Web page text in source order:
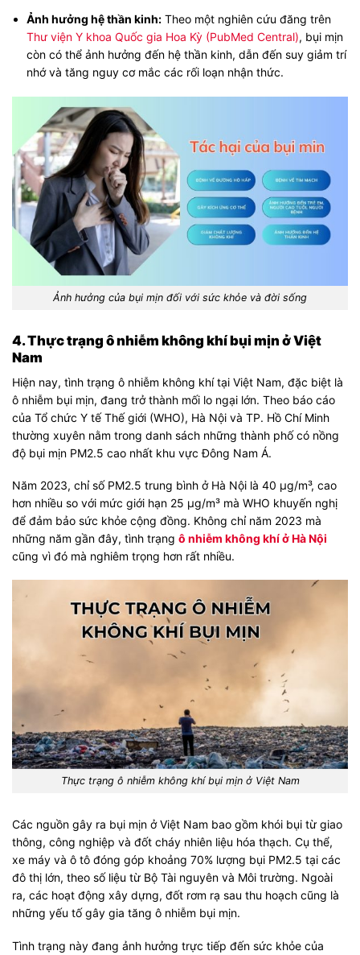
Ảnh hưởng hệ thần kinh: Theo một nghiên cứu đăng trên
Thư viện Y khoa Quốc gia Hoa Kỳ (PubMed Central), bụi mịn
còn có thể ảnh hưởng đến hệ thần kinh, dẫn đến suy giảm trí
nhớ và tăng nguy cơ mắc các rối loạn nhận thức.
Ảnh hưởng của bụi mịn đối với sức khỏe và đời sống
4. Thực trạng ô nhiễm không khí bụi mịn ở Việt
Nam
Hiện nay, tình trạng ô nhiễm không khí tại Việt Nam, đặc biệt là
ô nhiễm bụi mịn, đang trở thành mối lo ngại lớn. Theo báo cáo
của Tổ chức Y tế Thế giới (WHO), Hà Nội và TP. Hồ Chí Minh
thường xuyên nằm trong danh sách những thành phố có nồng
độ bụi mịn PM2.5 cao nhất khu vực Đông Nam Á.
Năm 2023, chỉ số PM2.5 trung bình ở Hà Nội là 40 µg/m³, cao
hơn nhiều so với mức giới hạn 25 µg/m³ mà WHO khuyến nghị
để đảm bảo sức khỏe cộng đồng. Không chỉ năm 2023 mà
những năm gần đây, tình trạng ô nhiễm không khí ở Hà Nội
cũng vì đó mà nghiêm trọng hơn rất nhiều.
Thực trạng ô nhiễm không khí bụi mịn ở Việt Nam
Các nguồn gây ra bụi mịn ở Việt Nam bao gồm khói bụi từ giao
thông, công nghiệp và đốt cháy nhiên liệu hóa thạch. Cụ thể,
xe máy và ô tô đóng góp khoảng 70% lượng bụi PM2.5 tại các
đô thị lớn, theo số liệu từ Bộ Tài nguyên và Môi trường. Ngoài
ra, các hoạt động xây dựng, đốt rơm rạ sau thu hoạch cũng là
những yếu tố gây gia tăng ô nhiễm bụi mịn.
Tình trạng này đang ảnh hưởng trực tiếp đến sức khỏe của